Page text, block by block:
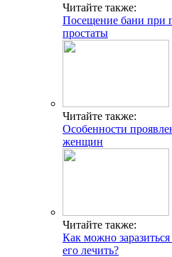
Читайте также:
Посещение бани при
простаты
Читайте также:
Особенности
женщин
Читайте также:
Как можно
его лечить?